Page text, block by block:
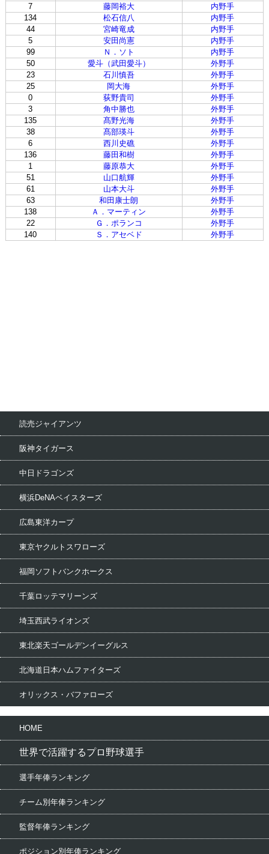
7
藤岡裕大
内野手
134
松石信八
内野手
44
宮崎竜成
内野手
5
安田尚憲
内野手
99
Ｎ．ソト
内野手
50
愛斗（武田愛斗）
外野手
23
石川慎吾
外野手
25
岡大海
外野手
0
荻野貴司
外野手
3
角中勝也
外野手
135
髙野光海
外野手
38
髙部瑛斗
外野手
6
西川史礁
外野手
136
藤田和樹
外野手
1
藤原恭大
外野手
51
山口航輝
外野手
61
山本大斗
外野手
63
和田康士朗
外野手
138
Ａ．マーティン
外野手
22
Ｇ．ポランコ
外野手
140
Ｓ．アセベド 外野手
読売ジャイアンツ
阪神タイガース
中日ドラゴンズ
横浜DeNAベイスターズ
広島東洋カープ
東京ヤクルトスワローズ
福岡ソフトバンクホークス
千葉ロッテマリーンズ
埼玉西武ライオンズ
東北楽天ゴールデンイーグルス
北海道日本ハムファイターズ
オリックス・バファローズ
HOME
世界で活躍するプロ野球選手
選手年俸ランキング
チーム別年俸ランキング
監督年俸ランキング
ポジション別年俸ランキング